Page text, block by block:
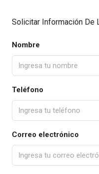
Solicitar Información De
Nombre
Teléfono
Correo electrónico